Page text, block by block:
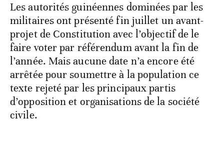
Les autorités guinéennes dominées par les
militaires ont présenté fin juillet un avant-
projet de Constitution avec l’objectif de le
faire voter par référendum avant la fin de
l’année. Mais aucune date n’a encore été
arrêtée pour soumettre à la population ce
texte rejeté par les principaux partis
d’opposition et organisations de la société
civile.